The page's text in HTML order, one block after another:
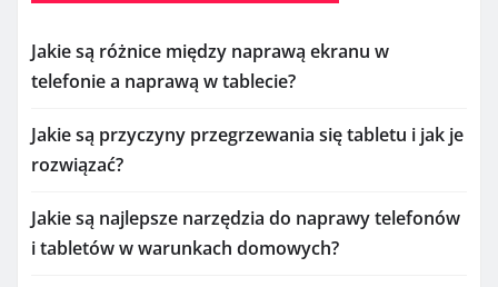
Jakie są różnice między naprawą ekranu w
telefonie a naprawą w tablecie?
Jakie są przyczyny przegrzewania się tabletu i jak je
rozwiązać?
Jakie są najlepsze narzędzia do naprawy telefonów
i tabletów w warunkach domowych?